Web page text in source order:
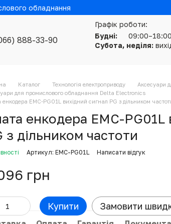
обладнання
888-33-90
Графік роботи:
Будні:
09:00–18:00
Субота, неділя:
Каталог Технологія електроприводу
Аксесуари
для промислового обладнання Delta Electronics
енкодера EMC-PG01L вихідний сигнал PG з дільником
енкодера EMC-PG01L
з дільником частоти
Артикул: EMC-PG01L Написати відгук
грн
Купити Замовити